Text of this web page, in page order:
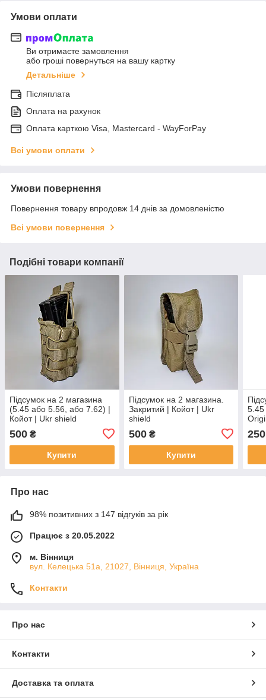
Умови оплати
Ви отримаєте замовлення
або гроші повернуться на вашу картку
Детальніше
Післяплата
Оплата на рахунок
Оплата карткою Visa, Mastercard - WayForPay
Всі умови оплати
Умови повернення
Повернення товару впродовж 14 днів за домовленістю
Всі умови повернення
Подібні товари компанії
Підсумок на 2 магазина
(5.45 або 5.56, або 7.62) |
Койот | Ukr shield
500 ₴
Купити
Підсумок на 2 магазина.
Закритий | Койот | Ukr
shield
500₴
Купити
250
Про нас
98% позитивних з 147 відгуків за рік
Працює з 20.05.2022
м. Вінниця
вул. Келецька 51а, 21027, Вінниця, Україна
Контакти
Про нас
Контакти
Доставка та оплата